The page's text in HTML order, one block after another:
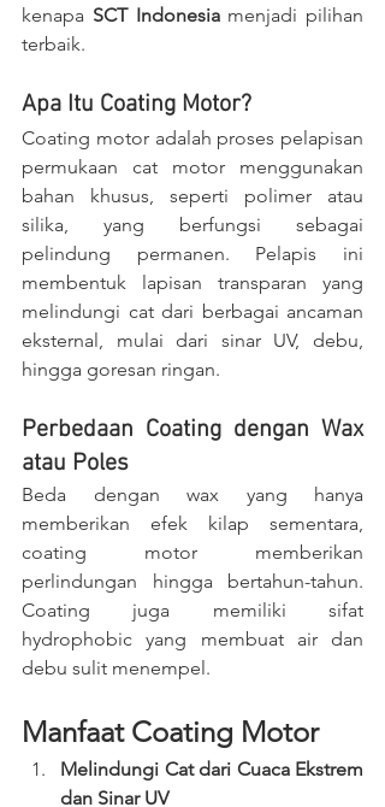
kenapa SCT Indonesia menjadi pilihan
terbaik.
Apa Itu Coating Motor?
Coating motor adalah proses pelapisan
permukaan cat motor menggunakan
bahan khusus, seperti polimer atau
silika, yang berfungsi sebagai
pelindung permanen. Pelapis ini
membentuk lapisan transparan yang
melindungi cat dari berbagai ancaman
eksternal, mulai dari sinar UV, debu,
hingga goresan ringan.
Perbedaan Coating dengan Wax
atau Poles
Beda dengan wax yang hanya
memberikan efek kilap sementara,
coating motor memberikan
perlindungan hingga bertahun-tahun.
Coating juga memiliki sifat
hydrophobic yang membuat air dan
debu sulit menempel.
Manfaat Coating Motor
Melindungi Cat dari Cuaca Ekstrem
dan Sinar UV